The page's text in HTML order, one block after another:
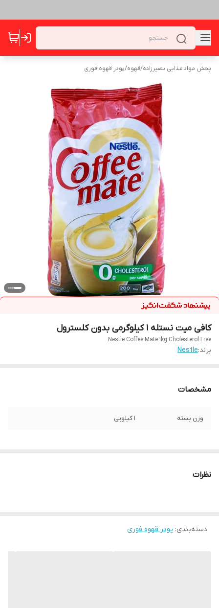
پخش مواد غذایی نصیرزاده/قهوه/پودر قهوه فوری
کافی میت نستله ۱ کیلوگرمی بدون کلسترول
Nestle Coffee Mate 1kg Cholesterol Free
برند:Nestle
مشخصات
وزن بسته 1 کیلویی
نظرات
دسته‌بندی: پودر قهوه فوری